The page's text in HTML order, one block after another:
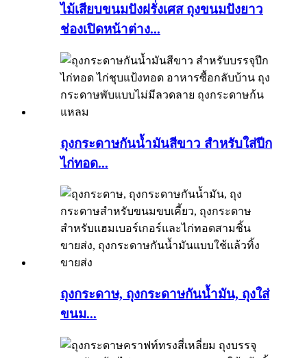
ไม้เสียบขนมปังฝรั่งเศส ถุงขนมปังยาว
ช่องเปิดหน้าต่าง...
ถุงกระดาษกันน้ำมันสีขาว สำหรับใส่ปีก
ไก่ทอด...
ถุงกระดาษ, ถุงกระดาษกันน้ำมัน, ถุงใส่
ขนม...